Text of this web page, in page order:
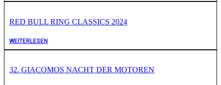
RED BULL RING CLASSICS 2024
WEITERLESEN
32. GIACOMOS NACHT DER MOTOREN